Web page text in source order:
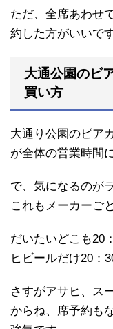
ただ、全席あわせ
約した方がいいです
大通公園のビ
買い方
大通り公園のビア
が全体の営業時間
で、気になるのが
これもメーカーご
だいたいどこも20
ヒビールだけ20：
さすがアサヒ、ス
からね、席予約も